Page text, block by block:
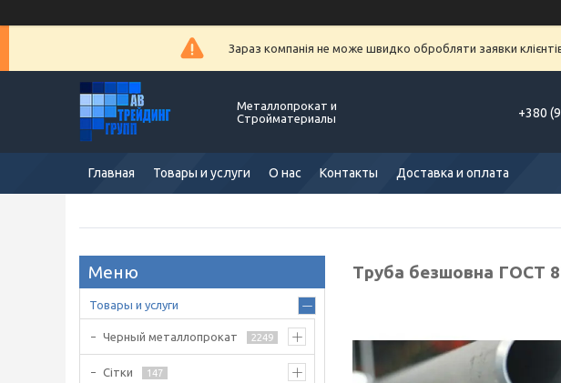
Зараз компанія не може швидко обробляти заявки
Металлопрокат и
Стройматериалы
+380
Главная Товары и услуги О нас Контакты Доставка и оплата
Труба безшовна ГОСТ
Товары и услуги
Черный металлопрокат 2249
Сітки 147